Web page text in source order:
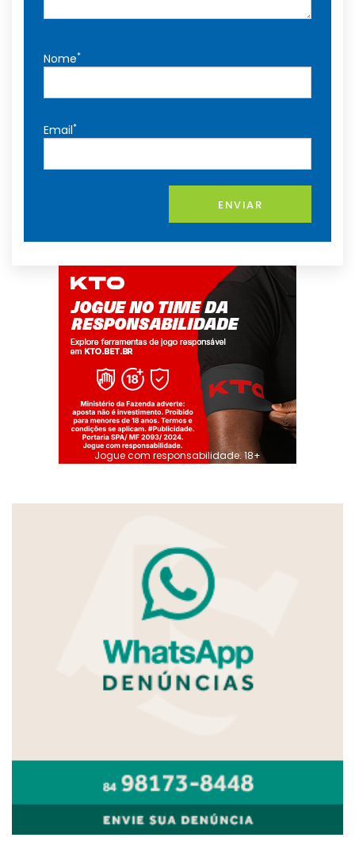
Nome*
Email*
ENVIAR
Jogue com responsabilidade. 18+